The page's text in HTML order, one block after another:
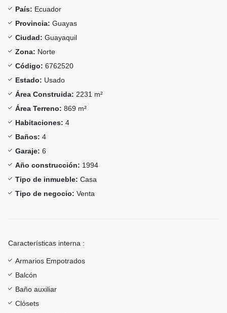
País: Ecuador
Provincia: Guayas
Ciudad: Guayaquil
Zona: Norte
Código: 6762520
Estado: Usado
Área Construida: 2231 m²
Área Terreno: 869 m²
Habitaciones: 4
Baños: 4
Garaje: 6
Año construcción: 1994
Tipo de inmueble: Casa
Tipo de negocio: Venta
Características interna :
Armarios Empotrados
Balcón
Baño auxiliar
Clósets